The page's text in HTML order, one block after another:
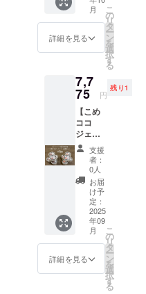
ギー物
質（28
品目
中）：
使用し
せん
本品は
小麦・
そば・
卵・
乳・
アーモ
ンド・
オレン
ジ・キ
ウイフ
ルー
ツ・ご
ま・大
豆・バ
ナナ・
もも・
糖、こ
め油、
米粉
（米
（国
、有機
ココア
・添加
物：な
し ◎こ
めココ
ジェ
ラート
２種に
ついて
・原材
料に含
まれる
アレル
ギー物
質（28
品目
中）：
使用し
、カッ
プ高さ5
ｃｍ ・
重量：
約
約90ml)
・保存
方法：
－18℃
以下・
原材
料、主
原料の
原産
地：コ
コナッ
ツミル
ク（タ
イ）、
砂糖、
ブドウ
糖、こ
め油、
米粉
糖、こ
め油、
（米
（国
香料
「こめ
ココ
ジェ
ラート
（チョ
コ
味）」
・サイ
ズ：約
フタ直
7.5cm
、カッ
プ高さ5
ｃｍ ・
重量：
約
100g（
フタ直
、カッ
プ高さ5
約
100g（
約90ml)
・保存
方法：
－18℃
以下 ・
原材
料、主
原料の
原産
地：コ
コナッ
ツミル
ク（タ
砂糖、
ブドウ
い。 ご
賞味い
た後で
アン
答をお
願いい
たしま
す。
「こめ
ココ
ジェ
ラート
（バニ
ラ
味）」
・サイ
ズ：約
フタ直
、カッ
プ高さ5
す。 送
料込価
格と
なって
ショッ
プでの
想定通
常価格
から最
大時で
25％off
となる
お買得
価格で
す。ど
うぞお
試しく
ださ
い。ご
ただい
た後で
しま
す。お
まけと
して初
人気商
品まい
にちの
こめ油
の紙
パック
を図案
化した
イラス
トの豆
シール
が10枚
付きま
す。 送
料込価
格と
なって
ジェ
ラート
バニラ
味3個と
チョコ
6個セッ
トを
2025年
10月に
お届け
しま
す。お
まけと
して弊
社商品
まいに
ちのこ
め油の
紙パッ
クを図
案化し
たイラ
月
詳細を見る
こ
の
リ
タ
ー
ン
を
選
択
す
る
7,7
75 円
残り1
【こめ
ココ
ジェ
ラート
12個
セット
+まいこ
め豆
シール
+SNS投
稿】 こ
めココ
ジェ
ラート
バニラ
味6個と
支援
者：
0人
お届
け予
定：
2025
年09
月
詳細を見る
こ
の
リ
タ
ー
ン
を
選
択
す
る